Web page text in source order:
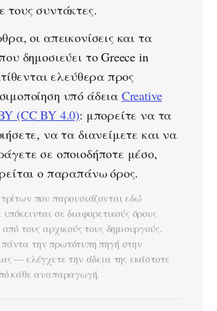
τους συντάκτες.
οι απεικονίσεις και τα
δημοσιεύει το Greece in
ελεύθερα προς
υπό άδεια Creative
(CC BY 4.0): μπορείτε να τα
να τα διανείμετε και να
σε οποιοδήποτε μέσο,
ο παραπάνω όρος.
που παρουσιάζονται εδώ
σε διαφορετικούς όρους
από τους αρχικούς τους δημιουργούς.
την πρωτότυπη πηγή στην
— ελέγχετε την άδεια της εκάστοτε
κάθε αναπαραγωγή.